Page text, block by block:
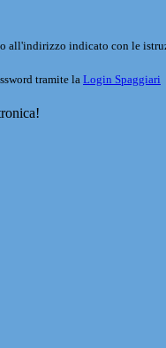
all'indirizzo indicato con le
tramite la Login Spaggiari